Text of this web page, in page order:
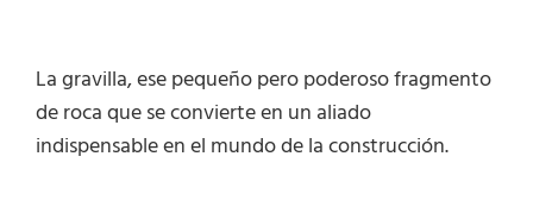
La gravilla, ese pequeño pero poderoso fragmento
de roca que se convierte en un aliado
indispensable en el mundo de la construcción.